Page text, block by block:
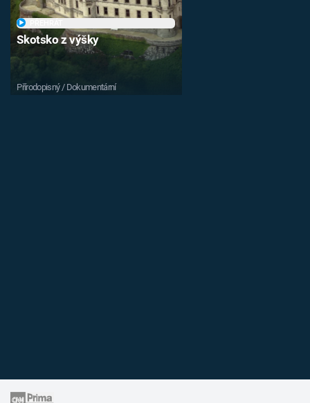
Skotsko z výšky
Přírodopisný / Dokumentární